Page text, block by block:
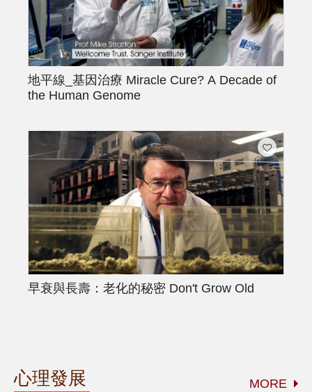
地平線_基因治療 Miracle Cure? A Decade of
the Human Genome
早衰與長壽：老化的秘密 Don't Grow Old
心理發展 MORE